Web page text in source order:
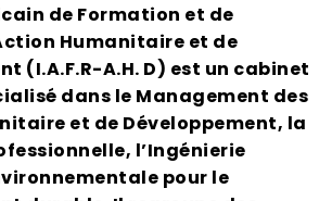
de Formation et de
Humanitaire et de
(I.A.F.R-A.H. D) est un cabinet
dans le Management des
et de Développement, la
l’Ingénierie
pour le